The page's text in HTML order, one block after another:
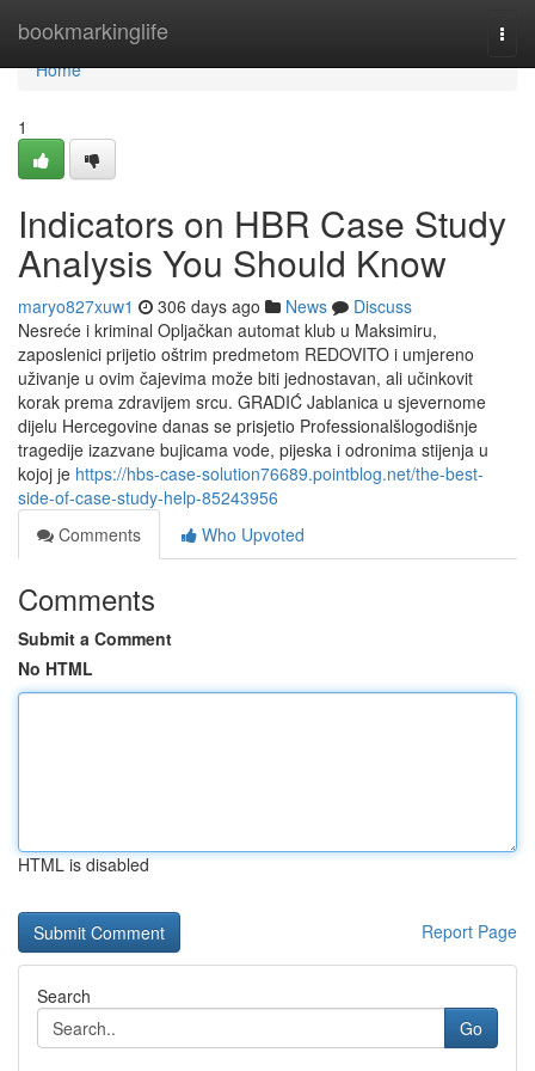
bookmarkinglife
Home
Home
1
Indicators on HBR Case Study
Analysis You Should Know
maryo827xuw1 306 days ago News
Discuss
Nesreće i kriminal Opljačkan automat klub u Maksimiru,
zaposlenici prijetio oštrim predmetom REDOVITO i umjereno
uživanje u ovim čajevima može biti jednostavan, ali učinkovit
korak prema zdravijem srcu. GRADIĆ Jablanica u sjevernome
dijelu Hercegovine danas se prisjetio Professionalšlogodišnje
tragedije izazvane bujicama vode, pijeska i odronima stijenja u
kojoj je https://hbs-case-solution76689.pointblog.net/the-best-
side-of-case-study-help-85243956
Comments
Who Upvoted
Comments
Submit a Comment
No HTML
HTML is disabled
Report Page
Search
Go